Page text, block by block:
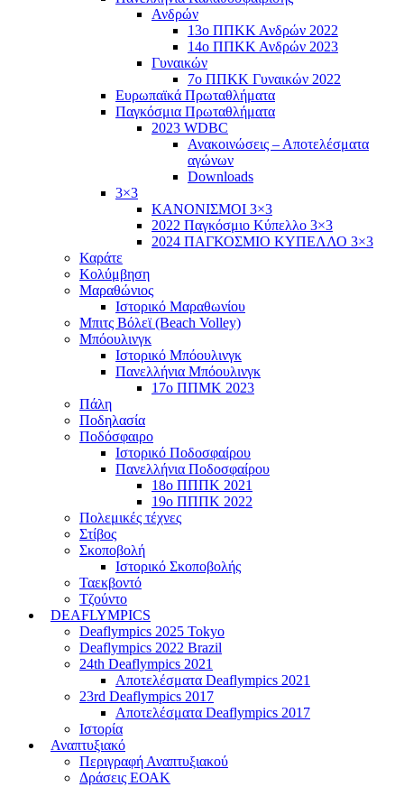
Ανδρών
13ο ΠΠΚΚ Ανδρών 2022
14ο ΠΠΚΚ Ανδρών 2023
Γυναικών
7ο ΠΠΚΚ Γυναικών 2022
Ευρωπαϊκά Πρωταθλήματα
Παγκόσμια Πρωταθλήματα
2023 WDBC
Ανακοινώσεις – Αποτελέσματα
αγώνων
Downloads
3×3
ΚΑΝΟΝΙΣΜΟΙ 3×3
2022 Παγκόσμιο Κύπελλο 3×3
2024 ΠΑΓΚΟΣΜΙΟ ΚΥΠΕΛΛΟ 3×3
Καράτε
Κολύμβηση
Μαραθώνιος
Ιστορικό Μαραθωνίου
Μπιτς Βόλεϊ (Beach Volley)
Μπόουλινγκ
Ιστορικό Μπόουλινγκ
Πανελλήνια Μπόουλινγκ
17ο ΠΠΜΚ 2023
Πάλη
Ποδηλασία
Ποδόσφαιρο
Ιστορικό Ποδοσφαίρου
Πανελλήνια Ποδοσφαίρου
18ο ΠΠΠΚ 2021
19ο ΠΠΠΚ 2022
Πολεμικές τέχνες
Στίβος
Σκοποβολή
Ιστορικό Σκοποβολής
Ταεκβοντό
Τζούντο
DEAFLYMPICS
Deaflympics 2025 Tokyo
Deaflympics 2022 Brazil
24th Deaflympics 2021
Αποτελέσματα Deaflympics 2021
23rd Deaflympics 2017
Αποτελέσματα Deaflympics 2017
Ιστορία
Αναπτυξιακό
Περιγραφή Αναπτυξιακού
Δράσεις ΕΟΑΚ